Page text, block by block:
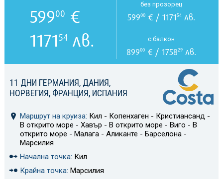
11 ДНИ ГЕРМАНИЯ, ДАНИЯ,
НОРВЕГИЯ, ФРАНЦИЯ, ИСПАНИЯ
Маршрут на круиза: Кил - Копенхаген - Кристиансанд -
В открито море - Хавър - В открито море - Виго - В
открито море - Малага - Аликанте - Барселона -
Марсилия
Начална точка: Кил
Крайна точка: Марсилия
59900 €
117154лв.
без прозорец
59900 € / 117154 лв.
с балкон
89900 € / 175829 лв.